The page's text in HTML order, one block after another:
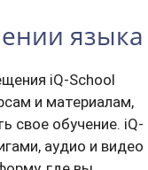
языка
iQ-School
и материалам,
свое обучение. iQ-
аудио и видео